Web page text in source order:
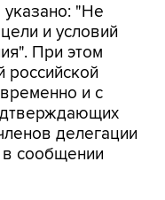
указано: "Не
и условий
При этом
российской
и с
делегации
в сообщении